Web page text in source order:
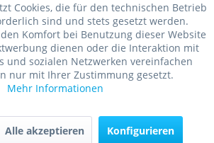
Cookies, die für den technischen Betrieb
sind und stets gesetzt werden.
Komfort bei Benutzung dieser Website
dienen oder die Interaktion mit
und sozialen Netzwerken vereinfachen
nur mit Ihrer Zustimmung gesetzt.
Mehr Informationen
Alle akzeptieren Konfigurieren